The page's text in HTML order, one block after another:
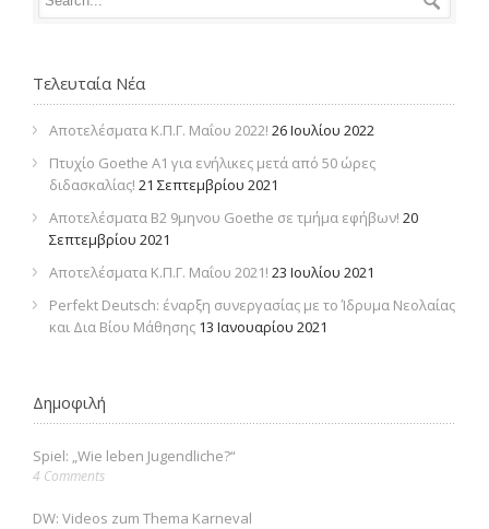
Τελευταία Νέα
Αποτελέσματα Κ.Π.Γ. Μαΐου 2022! 26 Ιουλίου 2022
Πτυχίο Goethe Α1 για ενήλικες μετά από 50 ώρες
διδασκαλίας! 21 Σεπτεμβρίου 2021
Αποτελέσματα Β2 9μηνου Goethe σε τμήμα εφήβων! 20
Σεπτεμβρίου 2021
Αποτελέσματα Κ.Π.Γ. Μαΐου 2021! 23 Ιουλίου 2021
Perfekt Deutsch: έναρξη συνεργασίας με το Ίδρυμα Νεολαίας
και Δια Βίου Μάθησης 13 Ιανουαρίου 2021
Δημοφιλή
Spiel: „Wie leben Jugendliche?“
4 Comments
DW: Videos zum Thema Karneval